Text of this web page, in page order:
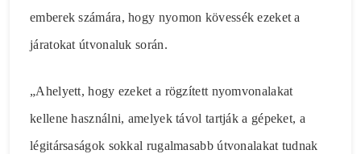
emberek számára, hogy nyomon kövessék ezeket a
járatokat útvonaluk során.
„Ahelyett, hogy ezeket a rögzített nyomvonalakat
kellene használni, amelyek távol tartják a gépeket, a
légitársaságok sokkal rugalmasabb útvonalakat tudnak